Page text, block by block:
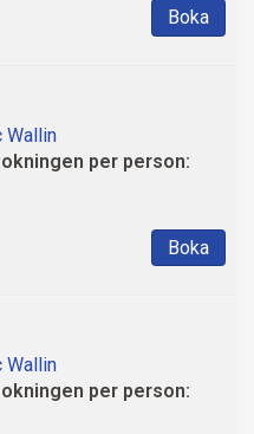
Boka
Wallin
per person:
Boka
Wallin
per person: